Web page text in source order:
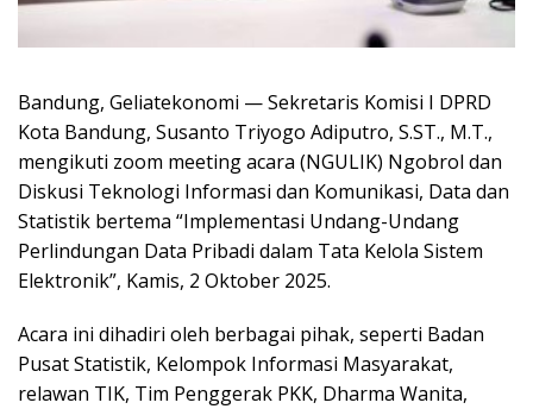
Bandung, Geliatekonomi — Sekretaris Komisi I DPRD
Kota Bandung, Susanto Triyogo Adiputro, S.ST., M.T.,
mengikuti zoom meeting acara (NGULIK) Ngobrol dan
Diskusi Teknologi Informasi dan Komunikasi, Data dan
Statistik bertema “Implementasi Undang-Undang
Perlindungan Data Pribadi dalam Tata Kelola Sistem
Elektronik”, Kamis, 2 Oktober 2025.
Acara ini dihadiri oleh berbagai pihak, seperti Badan
Pusat Statistik, Kelompok Informasi Masyarakat,
relawan TIK, Tim Penggerak PKK, Dharma Wanita,